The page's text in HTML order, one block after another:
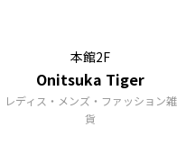
本館2F
Onitsuka Tiger
レディス・メンズ・ファッション雑
貨